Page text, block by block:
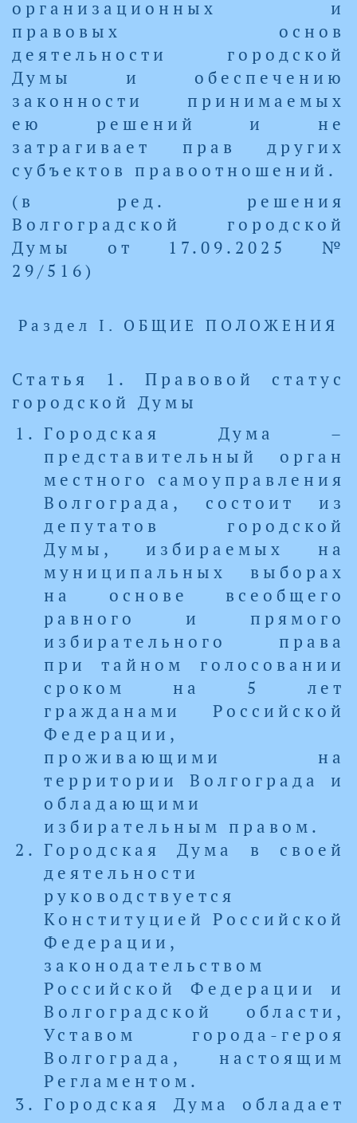
организационных и
правовых основ
деятельности городской
Думы и обеспечению
законности принимаемых
ею решений и не
затрагивает прав других
субъектов правоотношений.
(в ред. решения
Волгоградской городской
Думы от 17.09.2025 №
29/516)
Раздел I. ОБЩИЕ ПОЛОЖЕНИЯ
Статья 1. Правовой статус
городской Думы
Городская Дума –
представительный орган
местного самоуправления
Волгограда, состоит из
депутатов городской
Думы, избираемых на
муниципальных выборах
на основе всеобщего
равного и прямого
избирательного права
при тайном голосовании
сроком на 5 лет
гражданами Российской
Федерации,
проживающими на
территории Волгограда и
обладающими
избирательным правом.
Городская Дума в своей
деятельности
руководствуется
Конституцией Российской
Федерации,
законодательством
Российской Федерации и
Волгоградской области,
Уставом города-героя
Волгограда, настоящим
Регламентом.
Городская Дума обладает